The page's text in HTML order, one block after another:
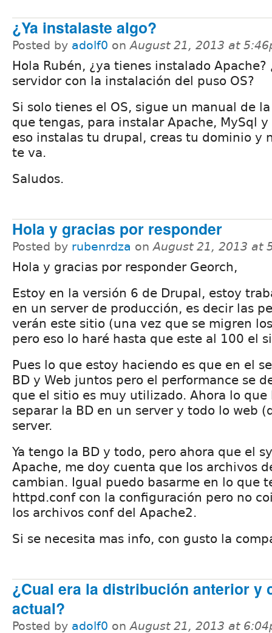
¿Ya instalaste algo?
Posted by adolf0 onAugust 21, 2013 at
Hola Rubén, ¿ya tienes instalado Apache?
servidor con la instalación del puso OS?
Si solo tienes el OS, sigue un manual de
que tengas, para instalar Apache, MySql y
eso instalas tu drupal, creas tu dominio y
te va.
Saludos.
Hola y gracias por responder
Posted by rubenrdza onAugust 21, 2013 at
Hola y gracias por responder Georch,
Estoy en la versión 6 de Drupal, estoy
en un server de producción, es decir las
verán este sitio (una vez que se migren
pero eso lo haré hasta que este al 100 el
Pues lo que estoy haciendo es que en el
BD y Web juntos pero el performance se
que el sitio es muy utilizado. Ahora lo que
separar la BD en un server y todo lo web
server.
Ya tengo la BD y todo, pero ahora que el
Apache, me doy cuenta que los archivos
cambian. Igual puedo basarme en lo que
httpd.conf con la configuración pero no
los archivos conf del Apache2.
Si se necesita mas info, con gusto la
¿Cual era la distribución anterior y
actual?
Posted by adolf0 onAugust 21, 2013 at